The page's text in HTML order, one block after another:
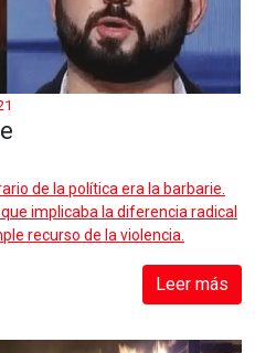
de la política era la barbarie.
implicaba la diferencia radical
recurso de la violencia.
Leer más